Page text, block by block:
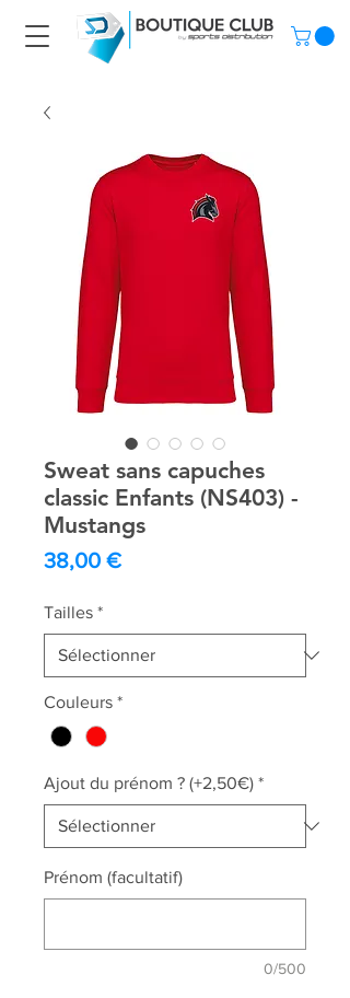
Sweat sans capuches
classic Enfants (NS403) -
Mustangs
38,00 €Prix
Tailles *
Couleurs *
Ajout du prénom ? (+2,50€) *
Prénom (facultatif)
0/500